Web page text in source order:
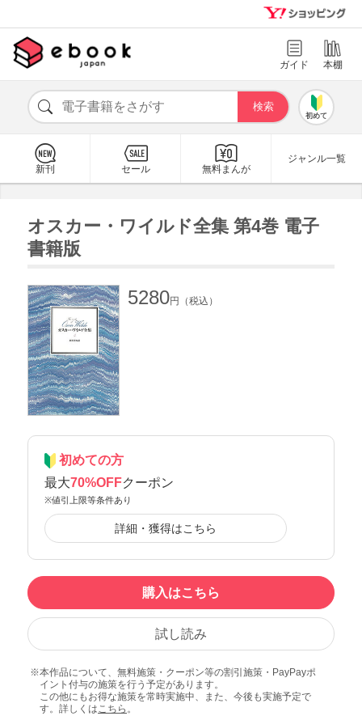
ガイド 本棚
初めて
新刊 セール 無料まんが
ジャンル一覧
オスカー・ワイルド全集 第4巻 電子
書籍版
5280円（税込）
初めての方
最大70%OFFクーポン
※値引上限等条件あり
詳細・獲得はこちら
購入はこちら
試し読み
本作品について、無料施策・クーポン等の割引施策・PayPayポ
イント付与の施策を行う予定があります。
この他にもお得な施策を常時実施中、また、今後も実施予定で
す。詳しくはこちら 。